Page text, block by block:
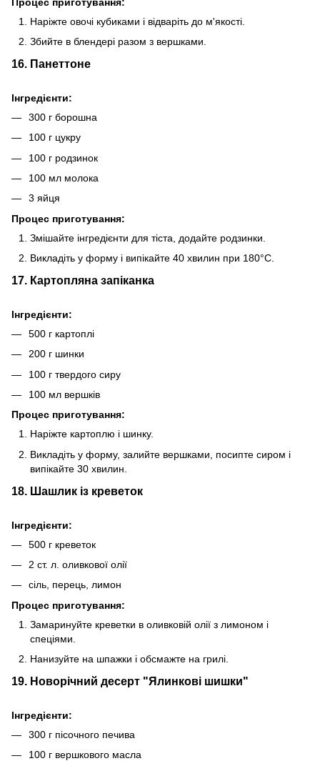
Наріжте овочі кубиками і відваріть до м'якості.
Збийте в блендері разом з вершками.
16. Панеттоне
Інгредієнти:
300 г борошна
100 г цукру
100 г родзинок
100 мл молока
3 яйця
Процес приготування:
Змішайте інгредієнти для тіста, додайте родзинки.
Викладіть у форму і випікайте 40 хвилин при 180°C.
17. Картопляна запіканка
Інгредієнти:
500 г картоплі
200 г шинки
100 г твердого сиру
100 мл вершків
Процес приготування:
Наріжте картоплю і шинку.
Викладіть у форму, залийте вершками, посипте сиром і
випікайте 30 хвилин.
18. Шашлик із креветок
Інгредієнти:
500 г креветок
2 ст. л. оливкової олії
сіль, перець, лимон
Процес приготування:
Замаринуйте креветки в оливковій олії з лимоном і
спеціями.
Нанизуйте на шпажки і обсмажте на грилі.
19. Новорічний десерт "Ялинкові шишки"
Інгредієнти:
300 г пісочного печива
100 г вершкового масла